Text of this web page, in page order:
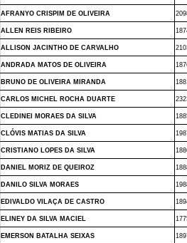
AFRANYO CRISPIM DE OLIVEIRA
ALLEN REIS RIBEIRO
ALLISON JACINTHO DE CARVALHO
ANDRADA MATOS DE OLIVEIRA
BRUNO DE OLIVEIRA MIRANDA
CARLOS MICHEL ROCHA DUARTE
CLEDINEI MORAES DA SILVA
CLÓVIS MATIAS DA SILVA
CRISTIANO LOPES DA SILVA
DANIEL MORIZ DE QUEIROZ
DANILO SILVA MORAES
EDIVALDO VILAÇA DE CASTRO
ELINEY DA SILVA MACIEL
EMERSON BATALHA SEIXAS